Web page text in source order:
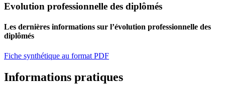
Evolution professionnelle des diplômés
Les dernières informations sur l’évolution professionnelle des
diplômés
Fiche synthétique au format PDF
Informations pratiques